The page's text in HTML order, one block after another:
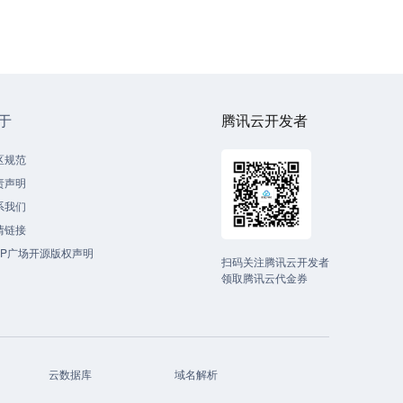
规范
声明
我们
链接
广场开源版权声明
腾讯云开发者
扫码关注腾讯云开发者
领取腾讯云代金券
云数据库 域名解析